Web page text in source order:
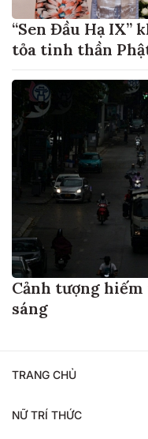
“Sen Đầu Hạ IX”
tỏa tinh thần
Cảnh tượng
sáng
TRANG CHỦ
NỮ TRÍ THỨC